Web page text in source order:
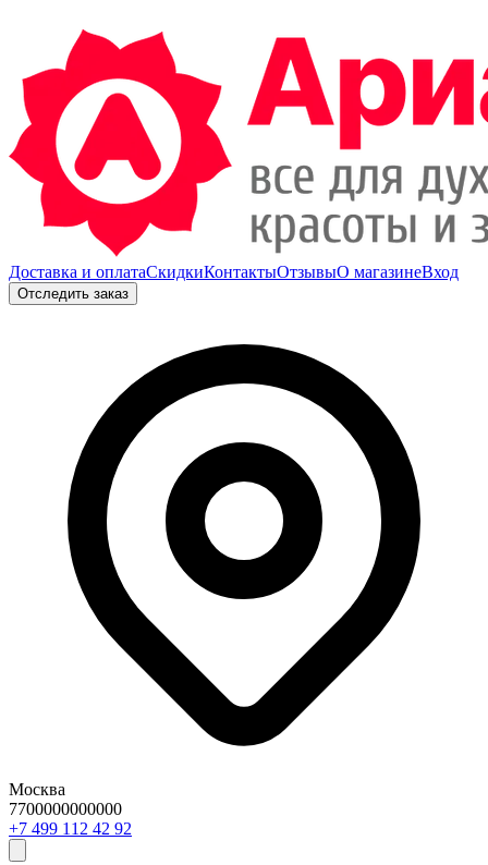
Доставка и оплатаСкидкиКонтактыОтзывыО магазинеВход
Отследить заказ
Москва
7700000000000
29 24 211 994 7+